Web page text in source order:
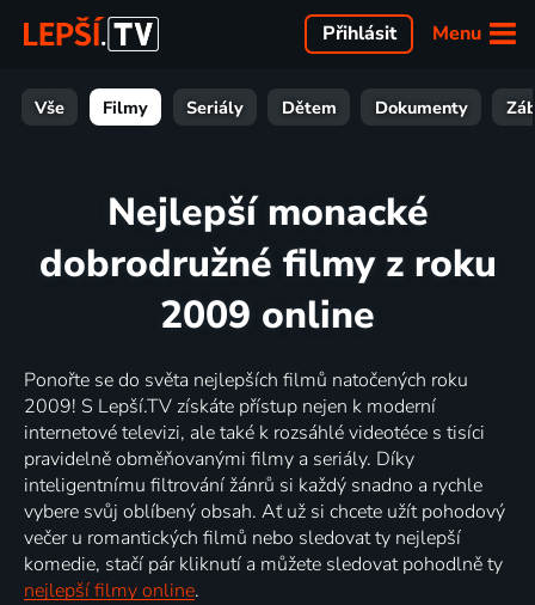
Menu
Přihlásit
Vše Filmy Seriály Dětem Dokumenty
Nejlepší monacké
dobrodružné filmy z roku
2009 online
Ponořte se do světa nejlepších filmů natočených roku
2009! S Lepší.TV získáte přístup nejen k moderní
internetové televizi, ale také k rozsáhlé videotéce s tisíci
pravidelně obměňovanými filmy a seriály. Díky
inteligentnímu filtrování žánrů si každý snadno a rychle
vybere svůj oblíbený obsah. Ať už si chcete užít pohodový
večer u romantických filmů nebo sledovat ty nejlepší
komedie, stačí pár kliknutí a můžete sledovat pohodlně ty
nejlepší filmy online.